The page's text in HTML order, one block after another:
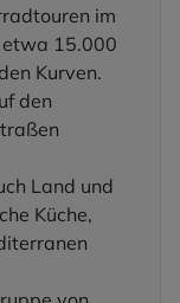
im
etwa 15.000
Kurven.
den
Land und
Küche,